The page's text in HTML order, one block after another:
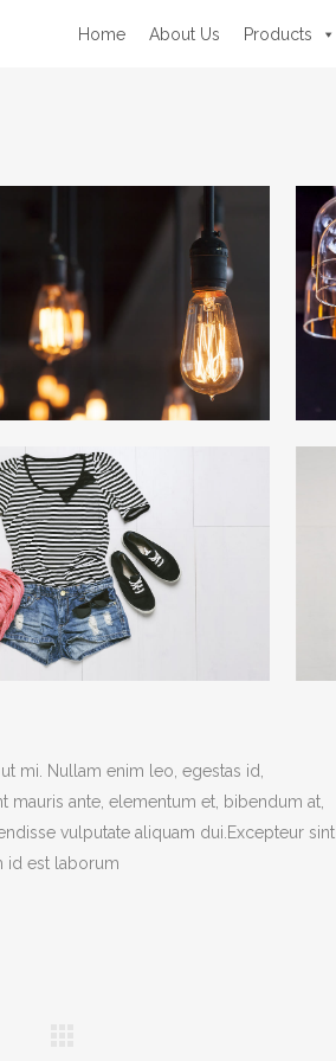
Home About Us Products
mi. Nullam enim leo, egestas id,
mauris ante, elementum et, bibendum at,
vulputate aliquam dui.Excepteur sint
id est laborum